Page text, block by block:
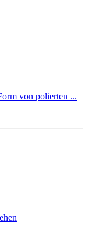
von polierten ...